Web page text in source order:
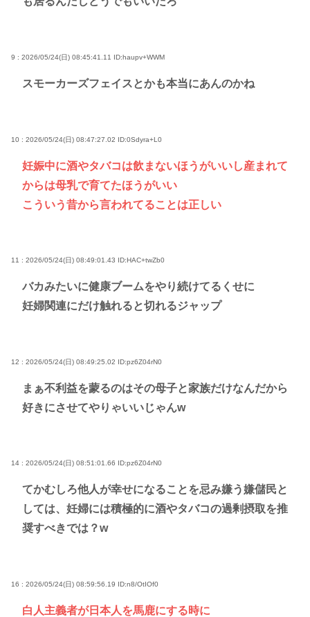
9 : 2026/05/24(日) 08:45:41.11 ID:haupv+WWM
スモーカーズフェイスとかも本当にあんのかね
10 : 2026/05/24(日) 08:47:27.02 ID:0Sdyra+L0
妊娠中に酒やタバコは飲まないほうがいいし産まれて
からは母乳で育てたほうがいい
こういう昔から言われてることは正しい
11 : 2026/05/24(日) 08:49:01.43 ID:HAC+twZb0
バカみたいに健康ブームをやり続けてるくせに
妊婦関連にだけ触れると切れるジャップ
12 : 2026/05/24(日) 08:49:25.02 ID:pz6Z04rN0
まぁ不利益を蒙るのはその母子と家族だけなんだから
好きにさせてやりゃいいじゃんw
14 : 2026/05/24(日) 08:51:01.66 ID:pz6Z04rN0
てかむしろ他人が幸せになることを忌み嫌う嫌儲民と
しては、妊婦には積極的に酒やタバコの過剰摂取を推
奨すべきでは？w
16 : 2026/05/24(日) 08:59:56.19 ID:n8/OtIOf0
白人主義者が日本人を馬鹿にする時に